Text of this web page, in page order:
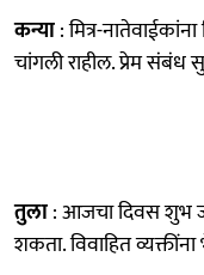
कन्या: मित्र-
चांगली राहील. प्रेम संबंध
तुला: आजचा दिवस शुभ
शकता. विवाहित